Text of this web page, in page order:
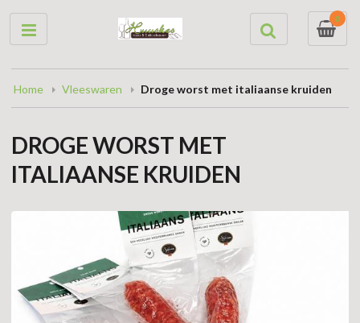
0
Home Vleeswaren Droge worst met italiaanse kruiden
DROGE WORST MET
ITALIAANSE KRUIDEN